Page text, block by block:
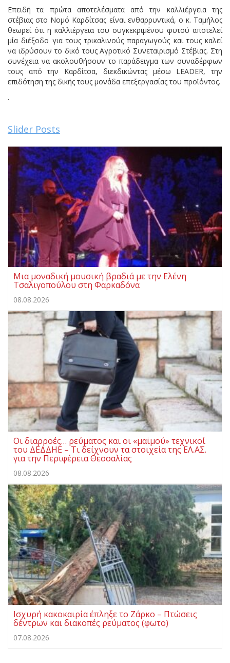
Επειδή τα πρώτα αποτελέσματα από την καλλιέργεια της
στέβιας στο Νομό Καρδίτσας είναι ενθαρρυντικά, ο κ. Ταμήλος
θεωρεί ότι η καλλιέργεια του συγκεκριμένου φυτού αποτελεί
μία διέξοδο για τους τρικαλινούς παραγωγούς και τους καλεί
να ιδρύσουν το δικό τους Αγροτικό Συνεταιρισμό Στέβιας. Στη
συνέχεια να ακολουθήσουν το παράδειγμα των συναδέρφων
τους από την Καρδίτσα, διεκδικώντας μέσω LEADER, την
επιδότηση της δικής τους μονάδα επεξεργασίας του προϊόντος.
.
Slider Posts
Μια μοναδική μουσική βραδιά με την Ελένη
Τσαλιγοπούλου στη Φαρκαδόνα
08.08.2026
Οι διαρροές… ρεύματος και οι «μαϊμού» τεχνικοί
του ΔΕΔΔΗΕ – Τι δείχνουν τα στοιχεία της ΕΛ.ΑΣ.
για την Περιφέρεια Θεσσαλίας
08.08.2026
Ισχυρή κακοκαιρία έπληξε το Ζάρκο – Πτώσεις
δέντρων και διακοπές ρεύματος (φωτο)
07.08.2026